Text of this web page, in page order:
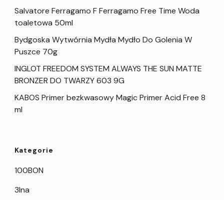
Salvatore Ferragamo F Ferragamo Free Time Woda
toaletowa 50ml
Bydgoska Wytwórnia Mydła Mydło Do Golenia W
Puszce 70g
INGLOT FREEDOM SYSTEM ALWAYS THE SUN MATTE
BRONZER DO TWARZY 603 9G
KABOS Primer bezkwasowy Magic Primer Acid Free 8
ml
Kategorie
100BON
3Ina